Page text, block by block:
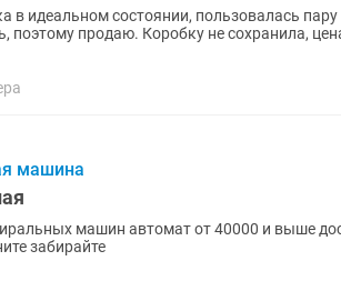
в идеальном состоянии, пользовалась
поэтому продаю. Коробку не сохранила,
машина
машин автомат от 40000 и выше
забирайте